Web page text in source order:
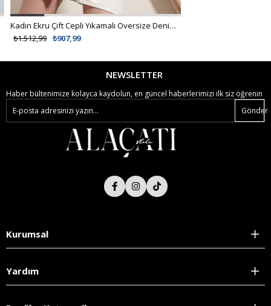
Kadın Ekru Çift Cepli Yıkamalı Oversize Denim Ceket ALC-X8152
₺907,99
₺1.512,99
NEWSLETTER
Haber bültenimize kolayca kaydolun, en güncel haberlerimizi ilk siz öğrenin
Gönder
Kurumsal
Yardım